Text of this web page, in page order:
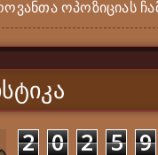
ოპოზიციას
2 0 2 5 9